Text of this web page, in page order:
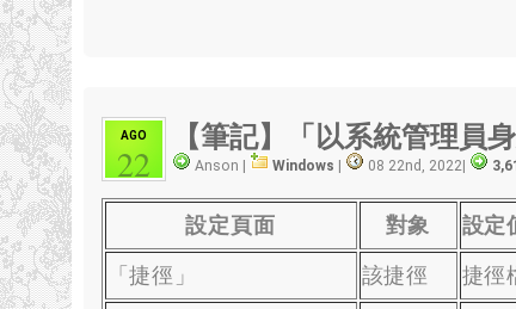
AGO
22
【筆記】「以系統管理員
Anson | Windows | 08 22nd, 2022|
設定頁面 對象
設定
「捷徑」
該捷徑
捷徑